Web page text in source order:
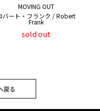
MOVING OUT
バート・フランク / Robert
Frank
sold out
戻る